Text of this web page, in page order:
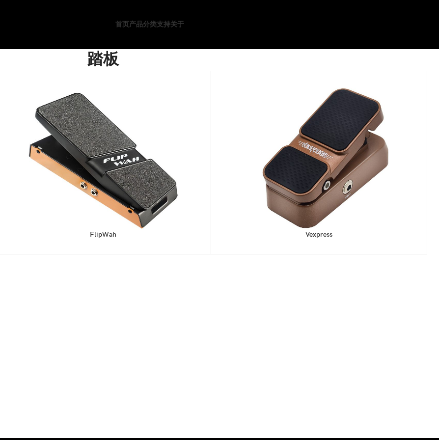
首页产品分类支持关于
踏板
FlipWah Vexpress